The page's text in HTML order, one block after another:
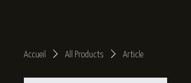
Accueil All Products Article